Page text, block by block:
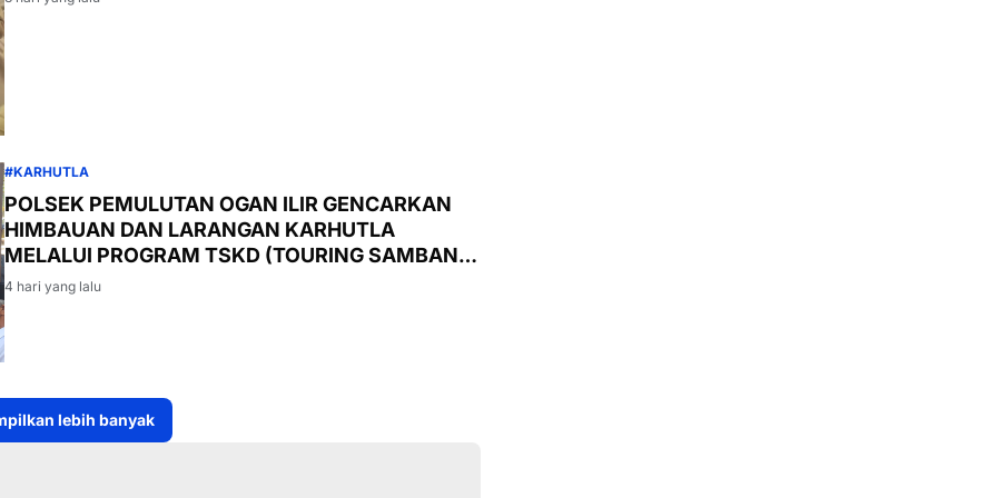
#KARHUTLA
POLSEK PEMULUTAN OGAN ILIR GENCARKAN
HIMBAUAN DAN LARANGAN KARHUTLA
MELALUI PROGRAM TSKD (TOURING SAMBANG
KE DESA-DESA
4 hari yang lalu
lebih banyak